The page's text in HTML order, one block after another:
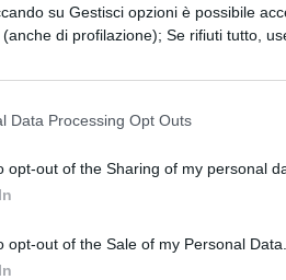
su Gestisci opzioni è possibile
di profilazione); Se rifiuti tutto,
Data Processing Opt Outs
opt-out of the Sharing of my personal
opt-out of the Sale of my Personal Data.
(lett. nei) miei non cè
che mi piacciono molto,
importanti. Non so
convenga meno
credo vi sia un cittadino
qualcosa di ancor più
essere scritto da
Ma in tale genere (di